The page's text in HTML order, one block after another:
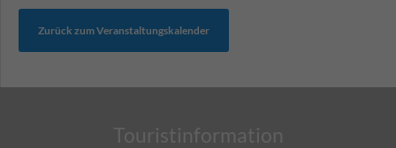
Zurück zum Veranstaltungskalender
Touristinformation